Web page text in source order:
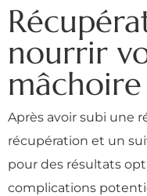
nourrir
mâchoire
Après avoir subi une
récupération et un
pour des résultats
complications